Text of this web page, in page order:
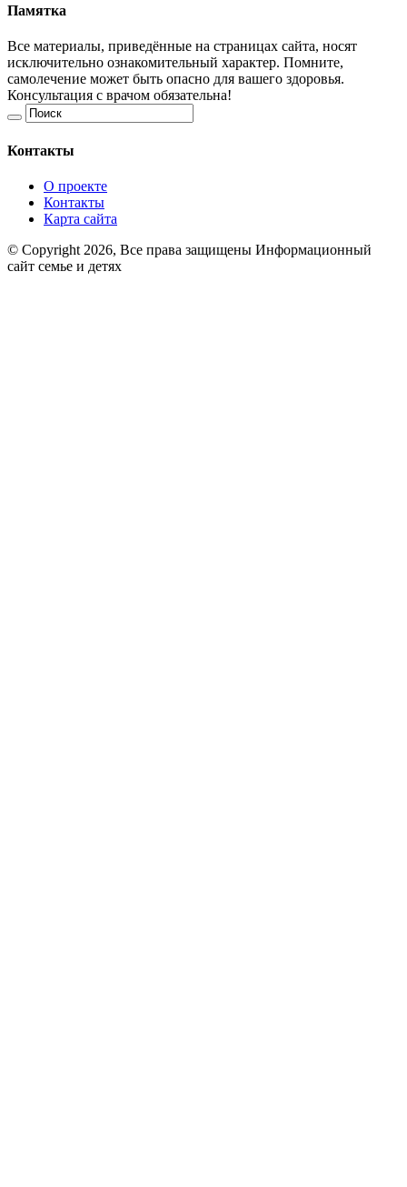
Памятка
Все материалы, приведённые на страницах сайта, носят
исключительно ознакомительный характер. Помните,
самолечение может быть опасно для вашего здоровья.
Консультация с врачом обязательна!
Контакты
О проекте
Контакты
Карта сайта
© Copyright 2026, Все права защищены Информационный
сайт семье и детях